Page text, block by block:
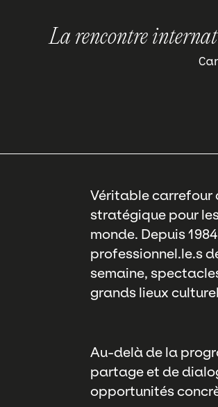
La rencontre
Véritable carrefour
stratégique pour
monde. Depuis
professionnel.le.s
semaine,
grands lieux
Au-delà de la
partage et de
opportunités